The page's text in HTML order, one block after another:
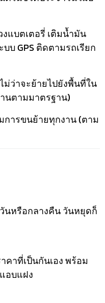
แบตเตอรี่ เติมน้ำมัน
บ GPS ติดตามรถเรียก
ว่าจะย้ายไปยังพื้นที่ใน
นตามมาตรฐาน)
การขนย้ายทุกงาน (ตาม
นหรือกลางคืน วันหยุดก็
คาที่เป็นกันเอง พร้อม
อบแฝง